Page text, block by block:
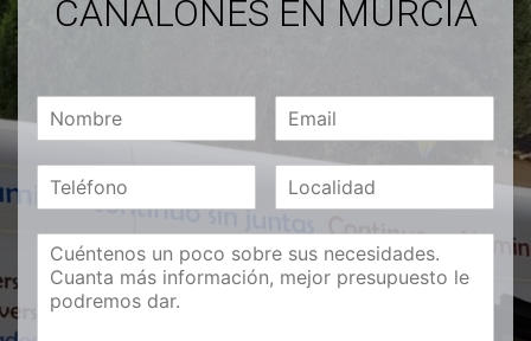
CANALONES EN MURCIA